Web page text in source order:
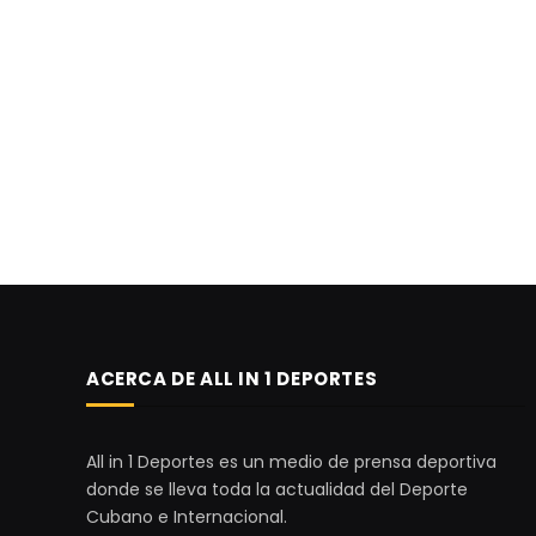
ACERCA DE ALL IN 1 DEPORTES
All in 1 Deportes es un medio de prensa deportiva
donde se lleva toda la actualidad del Deporte
Cubano e Internacional.